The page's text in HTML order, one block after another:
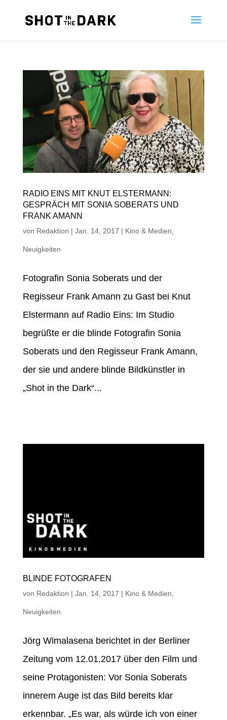
RADIO EINS MIT KNUT ELSTERMANN:
GESPRÄCH MIT SONIA SOBERATS UND
FRANK AMANN
von Redaktion | Jan. 14, 2017 | Kino & Medien
Neuigkeiten
Fotografin Sonia Soberats und der
Regisseur Frank Amann zu Gast bei Knut
Elstermann auf Radio Eins: Im Studio
begrüßte er die blinde Fotografin Sonia
Soberats und den Regisseur Frank Amann,
der sie und andere blinde Bildkünstler in
„Shot in the Dark“...
BLINDE FOTOGRAFEN
von Redaktion | Jan. 14, 2017 | Kino & Medien,
Neuigkeiten
Jörg Wimalasena berichtet in der Berliner
Zeitung vom 12.01.2017 über den Film und
seine Protagonisten: Vor Sonia Soberats
innerem Auge ist das Bild bereits klar
erkennbar. „Es war, als würde ich von einer